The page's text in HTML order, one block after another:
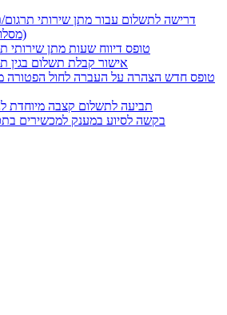
2356 – טופס דיווח שעות מתן
2357 – אישור קבלת תשלום
266 – תביעה לתשלום קצבה מיוחדת
267 – בקשה לסיוע במענק למכשירים